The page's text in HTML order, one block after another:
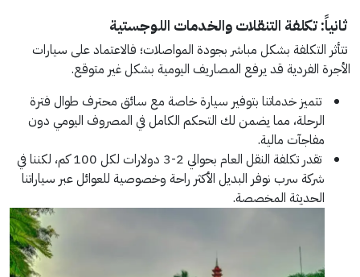
ثانياً: تكلفة التنقلات والخدمات اللوجستية
تتأثر التكلفة بشكل مباشر بجودة المواصلات؛ فالاعتماد على سيارات
الأجرة الفردية قد يرفع المصاريف اليومية بشكل غير متوقع.
تتميز خدماتنا بتوفير سيارة خاصة مع سائق محترف طوال فترة
الرحلة، مما يضمن لك التحكم الكامل في المصروف اليومي دون
مفاجآت مالية.
تقدر تكلفة النقل العام بحوالي 2-3 دولارات لكل 100 كم، لكننا في
شركة سرب نوفر البديل الأكثر راحة وخصوصية للعوائل عبر سياراتنا
الحديثة المخصصة.